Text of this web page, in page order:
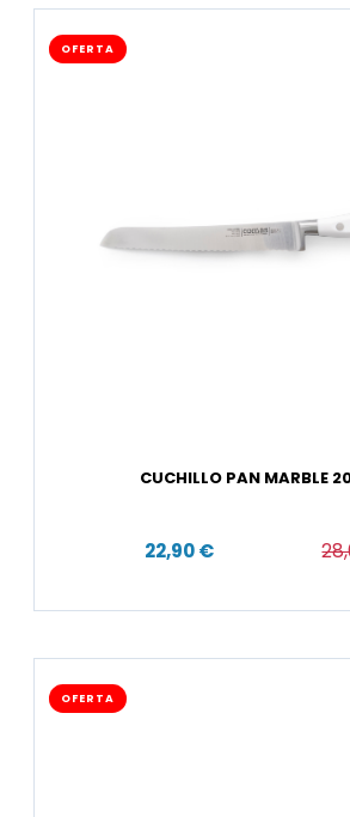
OFERTA
CUCHILLO PAN MARBLE
22,90 €
OFERTA